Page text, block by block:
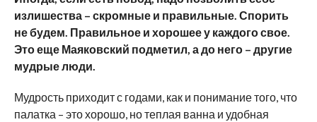
излишества – скромные и правильные. Спорить
не будем. Правильное и хорошее у каждого свое.
Это еще Маяковский подметил, а до него – другие
мудрые люди.
Мудрость приходит с годами, как и понимание того, что
палатка – это хорошо, но теплая ванна и удобная